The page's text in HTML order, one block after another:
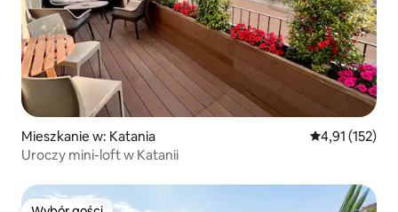
Mieszkanie w: Katania Średnia
4,91 (152)
Uroczy mini-loft w Katanii